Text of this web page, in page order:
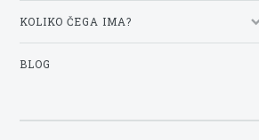
KOLIKO ČEGA IMA?
BLOG